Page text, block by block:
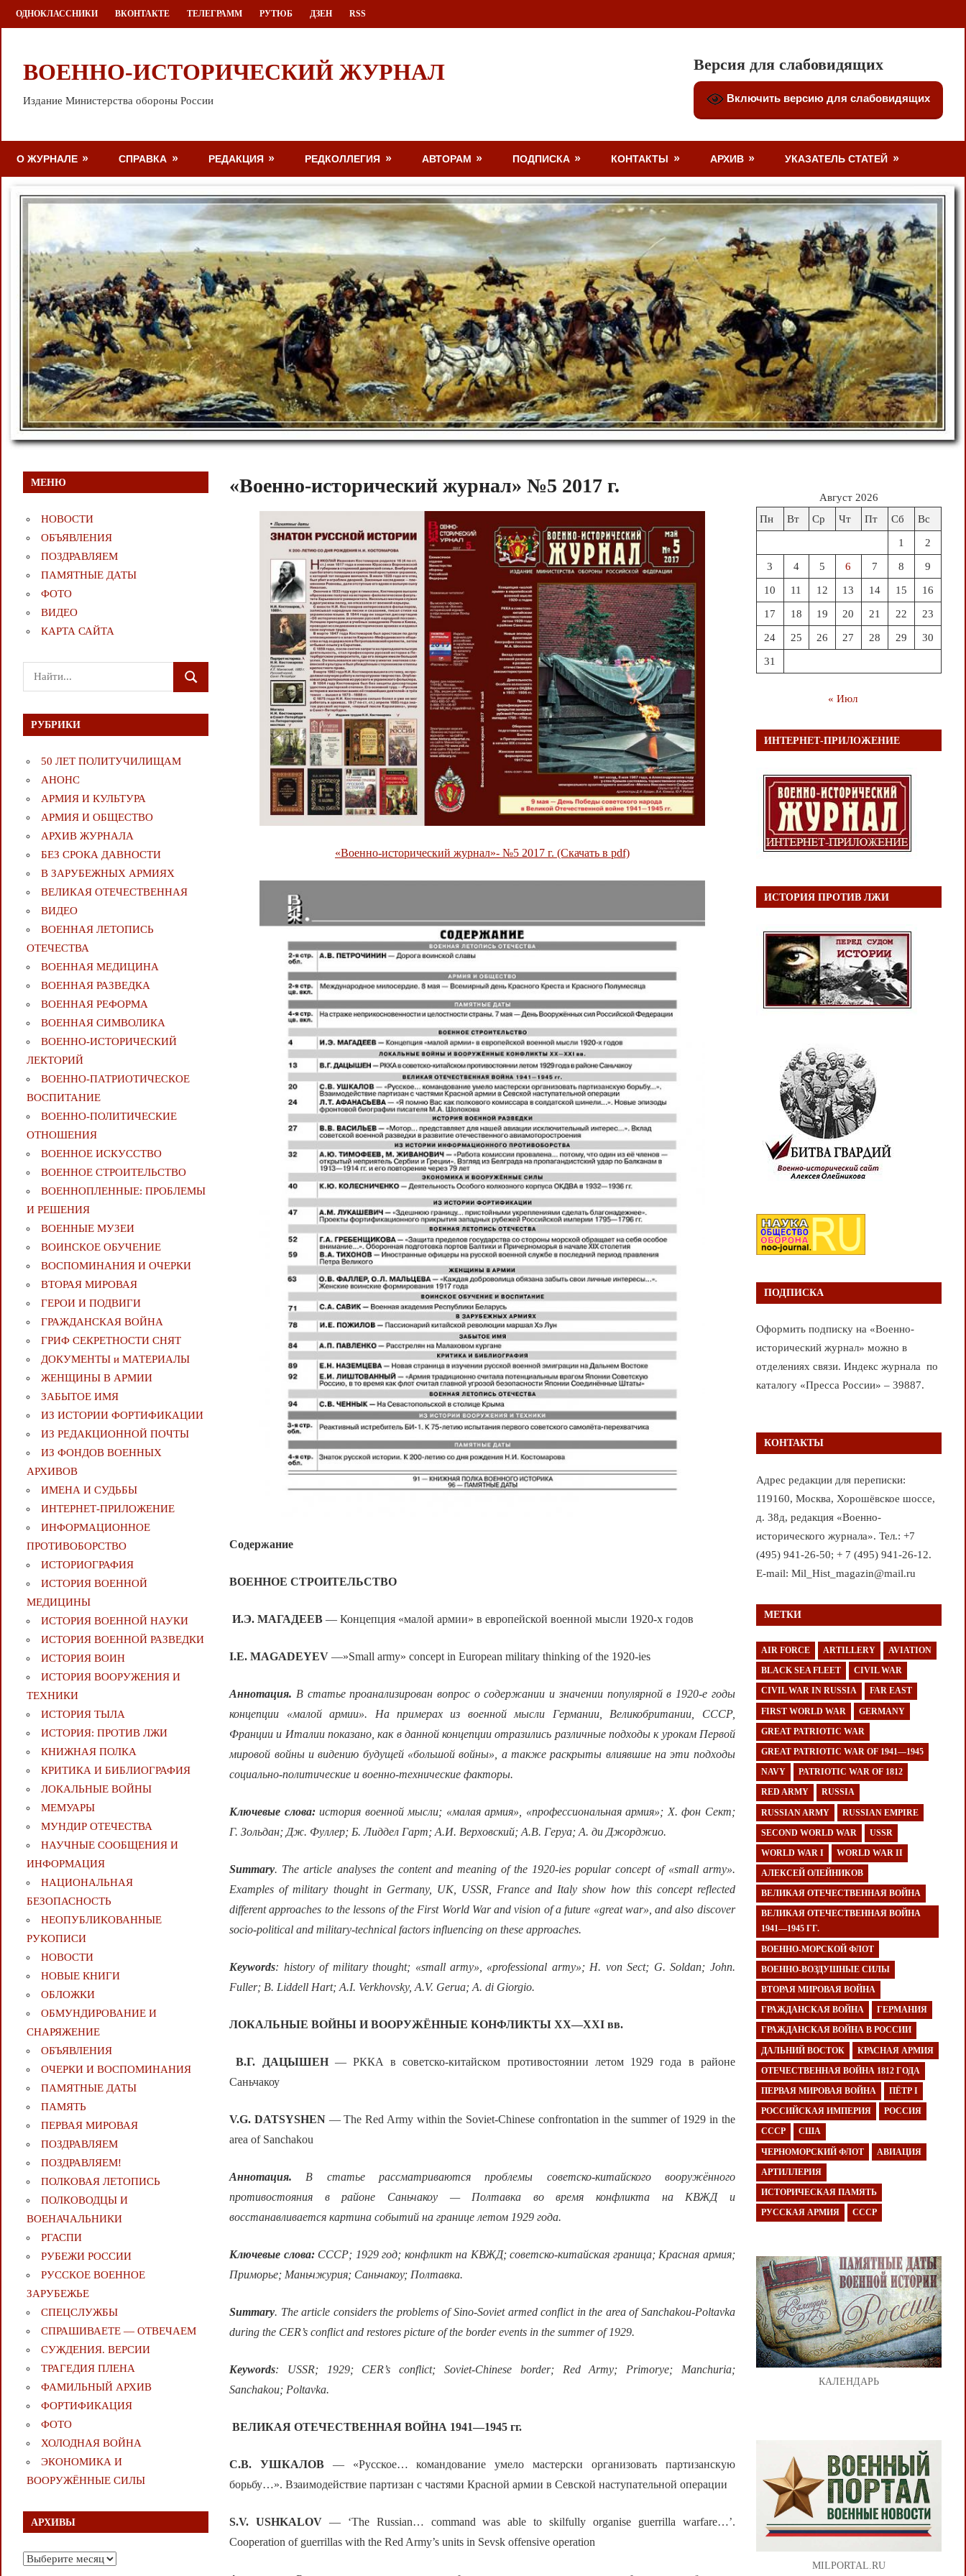
Перейти
к
ОДНОКЛАССНИКИ ВКОНТАКТЕ ТЕЛЕГРАММ РУТЮБ ДЗЕН RSS
ВОЕННО-ИСТОРИЧЕСКИЙ ЖУРНАЛ
Издание Министерства обороны России
Версия для слабовидящих
Включить версию для слабовидящих
О ЖУРНАЛЕ СПРАВКА РЕДАКЦИЯ РЕДКОЛЛЕГИЯ АВТОРАМ ПОДПИСКА КОНТАКТЫ АРХИВ УКАЗАТЕЛЬ СТАТЕЙ
«Военно-исторический журнал» №5 2017 г.
«Военно-исторический журнал»- №5 2017 г. (Скачать в pdf)
Содержание
ВОЕННОЕ СТРОИТЕЛЬСТВО
И.Э. МАГАДЕЕВ — Концепция «малой армии» в европейской военной мысли 1920-х годов
I.E. MAGADEYEV —»Small army» concept in European military thinking of the 1920-ies
Аннотация. В статье проанализирован вопрос о содержании и значении популярной в 1920-е годы
концепции «малой армии». На примерах из военной мысли Германии, Великобритании, СССР,
Франции и Италии показано, как в данной концепции отразились различные подходы к урокам Первой
мировой войны и видению будущей «большой войны», а также раскрыты влиявшие на эти подходы
социально-политические и военно-технические факторы.
Ключевые слова:история военной мысли; «малая армия», «профессиональная армия»; Х. фон Сект;
Г. Зольдан; Дж. Фуллер; Б. Лиддел Гарт; А.И. Верховский; А.В. Геруа; А. ди Джорджио.
Summary. The article analyses the content and meaning of the 1920-ies popular concept of «small army».
Examples of military thought in Germany, UK, USSR, France and Italy show how this concept reflected
different approaches to the lessons of the First World War and vision of a future «great war», and also discover
socio-political and military-technical factors influencing on these approaches.
Keywords: history of military thought; «small army», «professional army»; H. von Sect; G. Soldan; John.
Fuller; B. Liddell Hart; A.I. Verkhovsky, A.V. Gerua; A. di Giorgio.
ЛОКАЛЬНЫЕ ВОЙНЫ И ВООРУЖЁННЫЕ КОНФЛИКТЫ ХХ—ХХI вв.
В.Г. ДАЦЫШЕН— РККА в советско-китайском противостоянии летом 1929 года в районе
Саньчакоу
V.G. DATSYSHEN— The Red Army within the Soviet-Chinese confrontation in the summer of 1929 in the
area of Sanchakou
Аннотация. В статье рассматриваются проблемы советско-китайского вооружённого
противостояния в районе Саньчакоу — Полтавка во время конфликта на КВЖД и
восстанавливается картина событий на границе летом 1929 года.
Ключевые слова: СССР; 1929 год; конфликт на КВЖД; советско-китайская граница; Красная армия;
Приморье; Маньчжурия; Саньчакоу; Полтавка.
Summary. The article considers the problems of Sino-Soviet armed conflict in the area of Sanchakou-Poltavka
during the CER’s conflict and restores picture of the border events in the summer of 1929.
Keywords: USSR; 1929; CER’s conflict; Soviet-Chinese border; Red Army; Primorye; Manchuria;
Sanchakou; Poltavka.
ВЕЛИКАЯ ОТЕЧЕСТВЕННАЯ ВОЙНА 1941—1945 гг.
С.В. УШКАЛОВ — «Русское… командование умело мастерски организовать партизанскую
борьбу…». Взаимодействие партизан с частями Красной армии в Севской наступательной операции
S.V.USHKALOV — ‘The Russian… command was able to skilfully organise guerrilla warfare…’.
Cooperation of guerrillas with the Red Army’s units in Sevsk offensive operation
МЕНЮ
НОВОСТИ
ОБЪЯВЛЕНИЯ
ПОЗДРАВЛЯЕМ
ПАМЯТНЫЕ ДАТЫ
ФОТО
ВИДЕО
КАРТА САЙТА
Поиск
для:
ПОИСК
РУБРИКИ
50 ЛЕТ ПОЛИТУЧИЛИЩАМ
АНОНС
АРМИЯ И КУЛЬТУРА
АРМИЯ И ОБЩЕСТВО
АРХИВ ЖУРНАЛА
БЕЗ СРОКА ДАВНОСТИ
В ЗАРУБЕЖНЫХ АРМИЯХ
ВЕЛИКАЯ ОТЕЧЕСТВЕННАЯ
ВИДЕО
ВОЕННАЯ ЛЕТОПИСЬ
ОТЕЧЕСТВА
ВОЕННАЯ МЕДИЦИНА
ВОЕННАЯ РАЗВЕДКА
ВОЕННАЯ РЕФОРМА
ВОЕННАЯ СИМВОЛИКА
ВОЕННО-ИСТОРИЧЕСКИЙ
ЛЕКТОРИЙ
ВОЕННО-ПАТРИОТИЧЕСКОЕ
ВОСПИТАНИЕ
ВОЕННО-ПОЛИТИЧЕСКИE
ОТНОШЕНИЯ
ВОЕННОЕ ИСКУССТВО
ВОЕННОЕ СТРОИТЕЛЬСТВО
ВОЕННОПЛЕННЫЕ: ПРОБЛЕМЫ
И РЕШЕНИЯ
ВОЕННЫЕ МУЗЕИ
ВОИНСКОЕ ОБУЧЕНИЕ
ВОСПОМИНАНИЯ И ОЧЕРКИ
ВТОРАЯ МИРОВАЯ
ГЕРОИ И ПОДВИГИ
ГРАЖДАНСКАЯ ВОЙНА
ГРИФ СЕКРЕТНОСТИ СНЯТ
ДОКУМЕНТЫ и МАТЕРИАЛЫ
ЖЕНЩИНЫ В АРМИИ
ЗАБЫТОЕ ИМЯ
ИЗ ИСТОРИИ ФОРТИФИКАЦИИ
ИЗ РЕДАКЦИОННОЙ ПОЧТЫ
ИЗ ФОНДОВ ВОЕННЫХ
АРХИВОВ
ИМЕНА И СУДЬБЫ
ИНТЕРНЕТ-ПРИЛОЖЕНИЕ
ИНФОРМАЦИОННОЕ
ПРОТИВОБОРСТВО
ИСТОРИОГРАФИЯ
ИСТОРИЯ ВОЕННОЙ
МЕДИЦИНЫ
ИСТОРИЯ ВОЕННОЙ НАУКИ
ИСТОРИЯ ВОЕННОЙ РАЗВЕДКИ
ИСТОРИЯ ВОИН
ИСТОРИЯ ВООРУЖЕНИЯ И
ТЕХНИКИ
ИСТОРИЯ ТЫЛА
ИСТОРИЯ: ПРОТИВ ЛЖИ
КНИЖНАЯ ПОЛКА
КРИТИКА И БИБЛИОГРАФИЯ
ЛОКАЛЬНЫЕ ВОЙНЫ
МЕМУАРЫ
МУНДИР ОТЕЧЕСТВА
НАУЧНЫЕ СООБЩЕНИЯ И
ИНФОРМАЦИЯ
НАЦИОНАЛЬНАЯ
БЕЗОПАСНОСТЬ
НЕОПУБЛИКОВАННЫЕ
РУКОПИСИ
НОВОСТИ
НОВЫЕ КНИГИ
ОБЛОЖКИ
ОБМУНДИРОВАНИЕ И
СНАРЯЖЕНИЕ
ОБЪЯВЛЕНИЯ
ОЧЕРКИ И ВОСПОМИНАНИЯ
ПАМЯТНЫЕ ДАТЫ
ПАМЯТЬ
ПЕРВАЯ МИРОВАЯ
ПОЗДРАВЛЯЕМ
ПОЗДРАВЛЯЕМ!
ПОЛКОВАЯ ЛЕТОПИСЬ
ПОЛКОВОДЦЫ И
ВОЕНАЧАЛЬНИКИ
РГАСПИ
РУБЕЖИ РОССИИ
РУССКОЕ ВОЕННОЕ
ЗАРУБЕЖЬЕ
СПЕЦСЛУЖБЫ
СПРАШИВАЕТЕ — ОТВЕЧАЕМ
СУЖДЕНИЯ. ВЕРСИИ
ТРАГЕДИЯ ПЛЕНА
ФАМИЛЬНЫЙ АРХИВ
ФОРТИФИКАЦИЯ
ФОТО
ХОЛОДНАЯ ВОЙНА
ЭКОНОМИКА И
ВООРУЖЁННЫЕ СИЛЫ
АРХИВЫ
Архивы
Август 2026
Пн
Вт Ср Чт Пт Сб Вс
1 2
3 4 5 6 7 8 9
10 11 12 13 14 15 16
17 18 19 20 21 22 23
24 25 26 27 28 29 30
31
« Июл
ИНТЕРНЕТ-ПРИЛОЖЕНИЕ
ИСТОРИЯ ПРОТИВ ЛЖИ
ПОДПИСКА
Оформить подписку на «Военно-
исторический журнал» можно в
отделениях связи. Индекс журнала по
каталогу «Пресса России» – 39887.
КОНТАКТЫ
Адрес редакции для переписки:
119160, Москва, Хорошёвское шоссе,
д. 38д, редакция «Военно-
исторического журнала». Тел.: +7
(495) 941-26-50; + 7 (495) 941-26-12.
E-mail: Mil_Hist_magazin@mail.ru
МЕТКИ
AIR FORCE ARTILLERY AVIATION
BLACK SEA FLEET CIVIL WAR
CIVIL WAR IN RUSSIA FAR EAST
FIRST WORLD WAR GERMANY
GREAT PATRIOTIC WAR
GREAT PATRIOTIC WAR OF 1941—1945
NAVY PATRIOTIC WAR OF 1812
RED ARMY RUSSIA
RUSSIAN ARMY RUSSIAN EMPIRE
SECOND WORLD WAR USSR
WORLD WAR I WORLD WAR II
АЛЕКСЕЙ ОЛЕЙНИКОВ
ВЕЛИКАЯ ОТЕЧЕСТВЕННАЯ ВОЙНА
ВЕЛИКАЯ ОТЕЧЕСТВЕННАЯ ВОЙНА
1941—1945 ГГ.
ВОЕННО-МОРСКОЙ ФЛОТ
ВОЕННО-ВОЗДУШНЫЕ СИЛЫ
ВТОРАЯ МИРОВАЯ ВОЙНА
ГРАЖДАНСКАЯ ВОЙНА ГЕРМАНИЯ
ГРАЖДАНСКАЯ ВОЙНА В РОССИИ
ДАЛЬНИЙ ВОСТОК КРАСНАЯ АРМИЯ
ОТЕЧЕСТВЕННАЯ ВОЙНА 1812 ГОДА
ПЕРВАЯ МИРОВАЯ ВОЙНА ПЁТР I
РОССИЙСКАЯ ИМПЕРИЯ РОССИЯ
СССР США
ЧЕРНОМОРСКИЙ ФЛОТ АВИАЦИЯ
АРТИЛЛЕРИЯ
ИСТОРИЧЕСКАЯ ПАМЯТЬ
РУССКАЯ АРМИЯ СССР
КАЛЕНДАРЬ
MILPORTAL.RU